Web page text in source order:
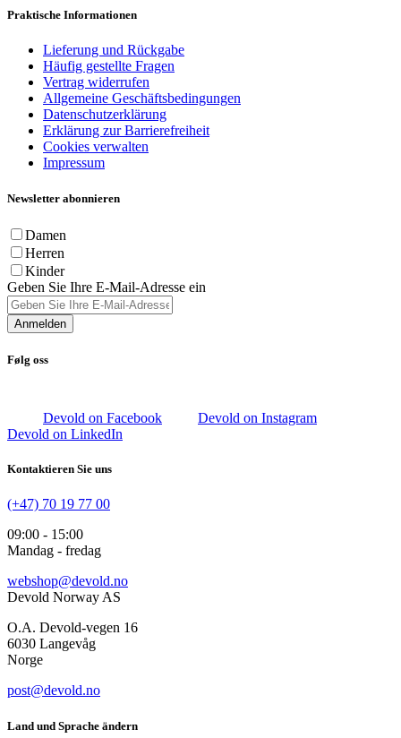
Praktische Informationen
Lieferung und Rückgabe
Häufig gestellte Fragen
Vertrag widerrufen
Allgemeine Geschäftsbedingungen
Datenschutzerklärung
Erklärung zur Barrierefreiheit
Cookies verwalten
Impressum
Newsletter abonnieren
Damen
Herren
Kinder
Geben Sie Ihre E-Mail-Adresse ein
Anmelden
Følg oss
Devold on Facebook
Devold on Instagram
Devold on LinkedIn
Kontaktieren Sie uns
(+47) 70 19 77 00
09:00 - 15:00
Mandag - fredag
webshop@devold.no
Devold Norway AS
O.A. Devold-vegen 16
6030 Langevåg
Norge
post@devold.no
Land und Sprache ändern